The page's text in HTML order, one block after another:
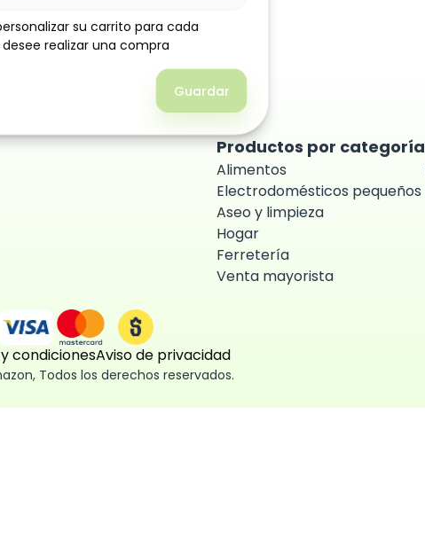
Productos por categoría
Alimentos
Electrodomésticos pequeños
Aseo y limpieza
Hogar
Ferretería
Venta mayorista
condicionesAviso de privacidad
, Todos los derechos reservados.
su carrito para cada
realizar una compra
Guardar
su carrito para cada
realizar una compra
Guardar